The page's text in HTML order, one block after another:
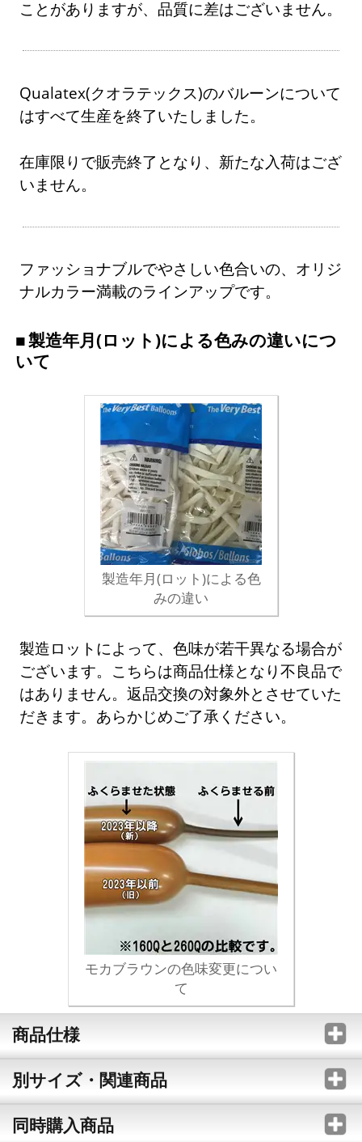
ことがありますが、品質に差はございません。
Qualatex(クオラテックス)のバルーンについて
はすべて生産を終了いたしました。
在庫限りで販売終了となり、新たな入荷はござ
いません。
ファッショナブルでやさしい色合いの、オリジ
ナルカラー満載のラインアップです。
製造年月(ロット)による色みの違いにつ
いて
製造年月(ロット)による色
みの違い
製造ロットによって、色味が若干異なる場合が
ございます。こちらは商品仕様となり不良品で
はありません。返品交換の対象外とさせていた
だきます。あらかじめご了承ください。
モカブラウンの色味変更につい
て
商品仕様
別サイズ・関連商品
同時購入商品